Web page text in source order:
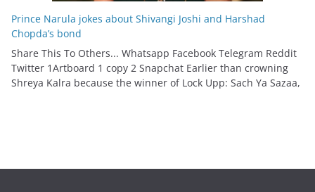
Prince Narula jokes about Shivangi Joshi and Harshad
Chopda’s bond
Share This To Others... Whatsapp Facebook Telegram Reddit
Twitter 1Artboard 1 copy 2 Snapchat Earlier than crowning
Shreya Kalra because the winner of Lock Upp: Sach Ya Sazaa,